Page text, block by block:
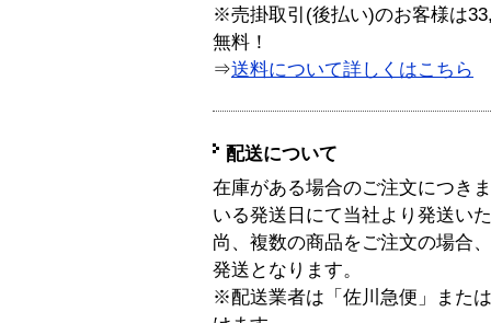
※売掛取引(後払い)のお客様は
無料！
⇒送料について詳しくはこちら
配送について
在庫がある場合のご注文につき
いる発送日にて当社より発送い
尚、複数の商品をご注文の場合
発送となります。
※配送業者は「佐川急便」また